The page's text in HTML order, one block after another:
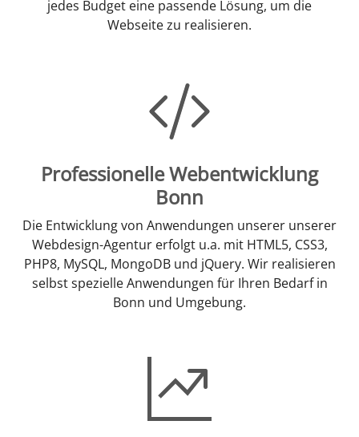
jedes Budget eine passende Lösung, um die
Webseite zu realisieren.
Professionelle Webentwicklung
Bonn
Die Entwicklung von Anwendungen unserer unserer
Webdesign-Agentur erfolgt u.a. mit HTML5, CSS3,
PHP8, MySQL, MongoDB und jQuery. Wir realisieren
selbst spezielle Anwendungen für Ihren Bedarf in
Bonn und Umgebung.